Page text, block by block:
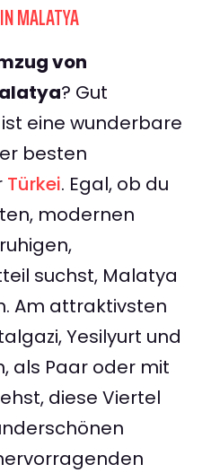
MALATYA
von
? Gut
eine wunderbare
besten
Türkei. Egal, ob du
modernen
suchst, Malatya
Am attraktivsten
Yesilyurt und
als Paar oder mit
diese Viertel